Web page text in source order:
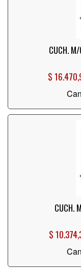
CUCH.
$
CUCH.
$